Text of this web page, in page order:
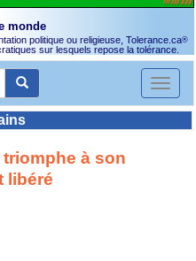
monde
politique ou religieuse, Tolerance.ca®
sur lesquels repose la tolérance.
Toggle
à son
libéré